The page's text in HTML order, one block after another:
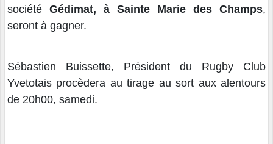
société Gédimat, à Sainte Marie des Champs,
seront à gagner.
Sébastien Buissette, Président du Rugby Club
Yvetotais procèdera au tirage au sort aux alentours
de 20h00, samedi.